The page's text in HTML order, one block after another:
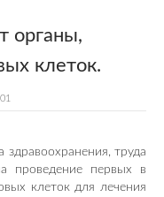
органы,
клеток.
труда
проведение первых в
клеток для лечения